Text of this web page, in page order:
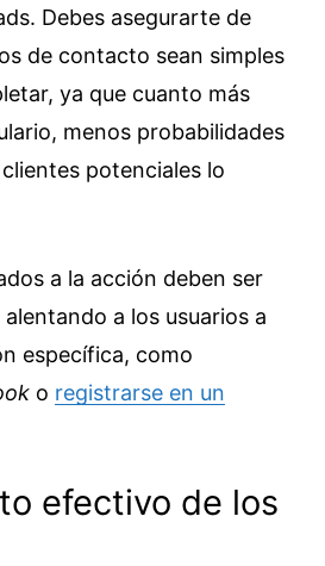
Debes asegurarte de
de contacto sean simples
ya que cuanto más
menos probabilidades
potenciales lo
a la acción deben ser
a los usuarios a
específica, como
o registrarse en un
efectivo de los